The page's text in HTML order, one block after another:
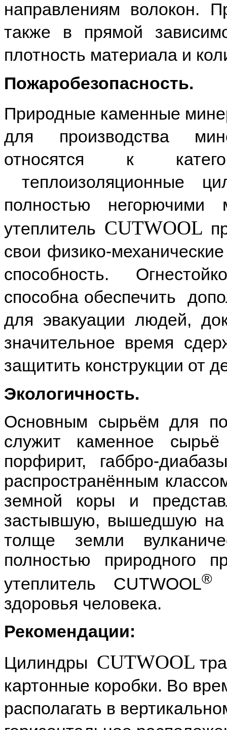
направлениям волокон.
также в прямой
плотность материала и
Пожаробезопасность.
Природные каменные
для производства
относятся к
теплоизоляционные
полностью негорючими
утеплитель CUTWOOL
свои физико-
способность.
способна обеспечить
для эвакуации людей,
значительное время
защитить конструкции от
Экологичность.
Основным сырьём для
служит каменное сырьё
порфирит, габбро-
распространённым
земной коры и
застывшую, вышедшую на
толще земли
полностью природного
утеплитель CUTWOOL
здоровья человека.
Рекомендации:
Цилиндры CUTWOOL
картонные коробки. Во
располагать в